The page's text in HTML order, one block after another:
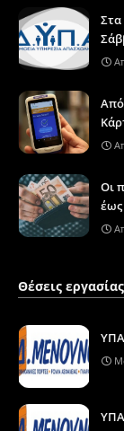
Στα
Από
Οι
έως
Θέσεις εργασίας